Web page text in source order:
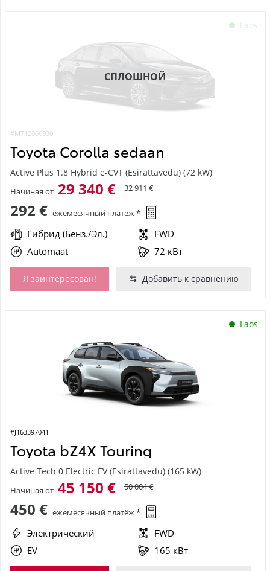
Laos
#MT12066930
СПЛОШНОЙ
Toyota Corolla sedaan
Active Plus 1.8 Hybrid e-CVT (Esirattavedu) (72 kW)
Начиная от 29 340 € 32 911 €
292 € ежемесячный платёж *
Гибрид (Бенз./Эл.)
FWD
Automaat
72 кВт
Я заинтересован! Добавить к сравнению
Laos
#J163397041
Toyota bZ4X Touring
Active Tech 0 Electric EV (Esirattavedu) (165 kW)
Начиная от 45 150 € 50 004 €
450 € ежемесячный платёж *
Электрический
FWD
EV
165 кВт